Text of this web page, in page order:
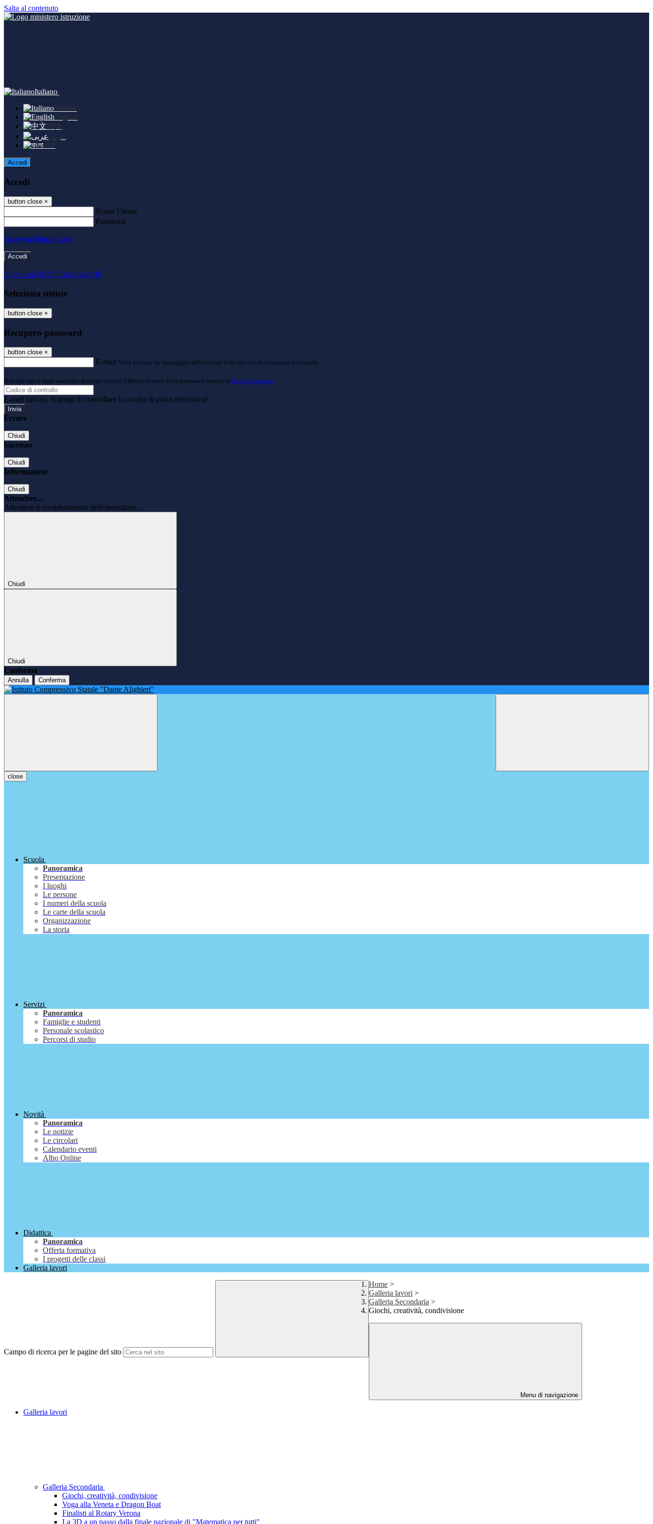
Salta al contenuto
Italiano
Italiano
English
中文
عربى
বাংলা
Accedi
Accedi
button close ×
Nome Utente
Password
Password dimenticata?
-
Entra con SPID Entra con CIE
Seleziona utente
button close ×
Recupero password
button close ×
E-mail Verrà inviato un messaggio all'indirizzo indicato con le istruzioni necessarie.
Non hai una e-mail associata al nome utente? Effettua il reset della password tramite la Login Spaggiari
E-mail inviata, si prega di controllare la casella di posta elettronica!
Errore
Chiudi
Successo
Chiudi
Informazione
Chiudi
Attendere...
Attendere il completamento dell'operazione...
Chiudi
Chiudi
Conferma
Annulla Conferma
close
Scuola
Panoramica
Presentazione
I luoghi
Le persone
I numeri della scuola
Le carte della scuola
Organizzazione
La storia
Servizi
Panoramica
Famiglie e studenti
Personale scolastico
Percorsi di studio
Novità
Panoramica
Le notizie
Le circolari
Calendario eventi
Albo Online
Didattica
Panoramica
Offerta formativa
I progetti delle classi
Galleria lavori
Campo di ricerca per le pagine del sito
Home >
Galleria lavori >
Galleria Secondaria >
Giochi, creatività, condivisione
Menu di navigazione
Galleria lavori
Galleria Secondaria
Giochi, creatività, condivisione
Voga alla Veneta e Dragon Boat
Finalisti al Rotary Verona
La 3D a un passo dalla finale nazionale di "Matematica per tutti"